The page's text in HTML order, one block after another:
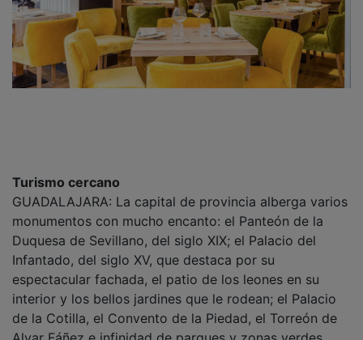
Turismo cercano
GUADALAJARA: La capital de provincia alberga varios
monumentos con mucho encanto: el Panteón de la
Duquesa de Sevillano, del siglo XIX; el Palacio del
Infantado, del siglo XV, que destaca por su
espectacular fachada, el patio de los leones en su
interior y los bellos jardines que le rodean; el Palacio
de la Cotilla, el Convento de la Piedad, el Torreón de